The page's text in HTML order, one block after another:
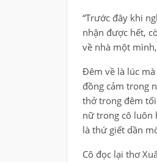
“Trước đây khi
nhận được hết,
về nhà một
Đêm về là lúc
đồng cảm trong
thở trong đêm
nữ trong cô luôn
là thứ giết dần
Cô đọc lại thơ